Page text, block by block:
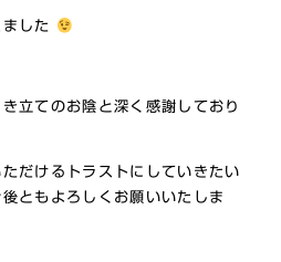
した
立てのお陰と深く感謝しており
だけるトラストにしていきたい
ともよろしくお願いいたしま